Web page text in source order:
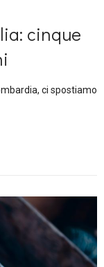
cinque
ci spostiamo